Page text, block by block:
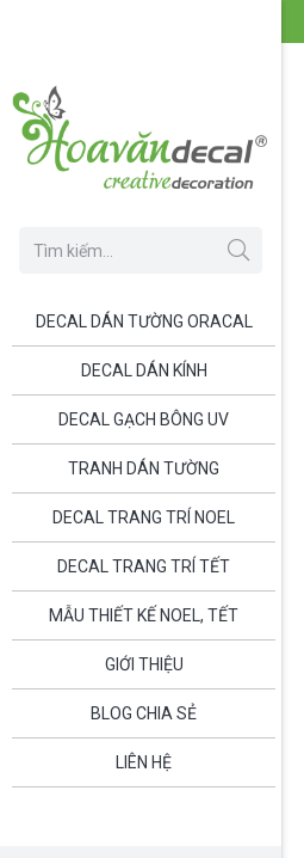
DECAL DÁN TƯỜNG ORACAL
DECAL DÁN KÍNH
DECAL GẠCH BÔNG UV
TRANH DÁN TƯỜNG
DECAL TRANG TRÍ NOEL
DECAL TRANG TRÍ TẾT
MẪU THIẾT KẾ NOEL, TẾT
GIỚI THIỆU
BLOG CHIA SẺ
LIÊN HỆ